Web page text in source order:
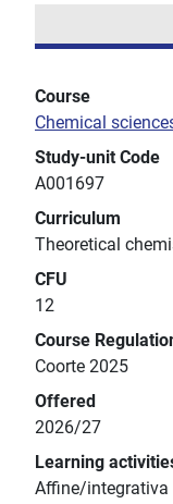
Course
Chemical
Study-unit Code
A001697
Curriculum
Theoretical
CFU
12
Course
Coorte 2025
Offered
2026/27
Learning
Affine/integrativa